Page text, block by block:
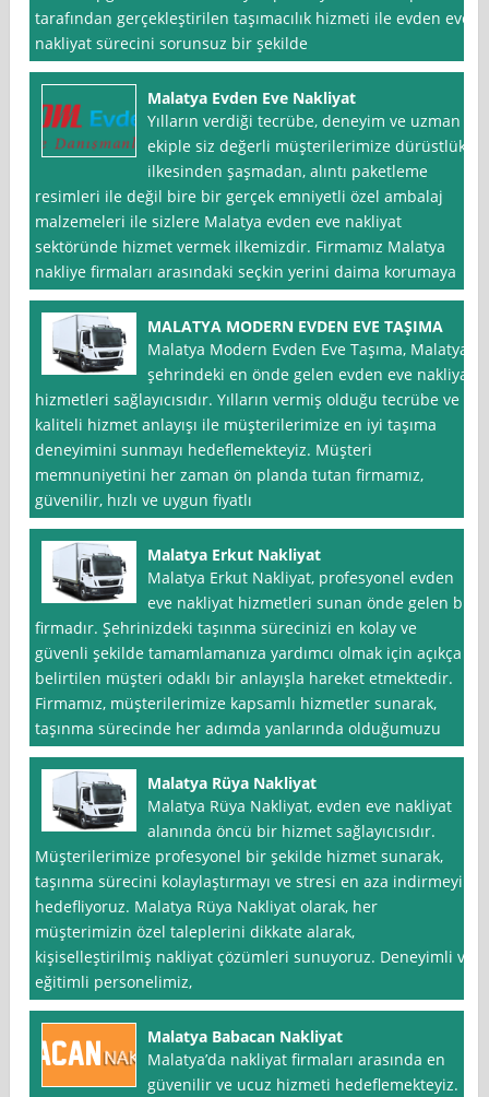
tarafından gerçekleştirilen taşımacılık hizmeti ile evden eve
nakliyat sürecini sorunsuz bir şekilde
Malatya Evden Eve Nakliyat
Yılların verdiği tecrübe, deneyim ve uzman
ekiple siz değerli müşterilerimize dürüstlük
ilkesinden şaşmadan, alıntı paketleme
resimleri ile değil bire bir gerçek emniyetli özel ambalaj
malzemeleri ile sizlere Malatya evden eve nakliyat
sektöründe hizmet vermek ilkemizdir. Firmamız Malatya
nakliye firmaları arasındaki seçkin yerini daima korumaya
MALATYA MODERN EVDEN EVE TAŞIMA
Malatya Modern Evden Eve Taşıma, Malatya
şehrindeki en önde gelen evden eve nakliyat
hizmetleri sağlayıcısıdır. Yılların vermiş olduğu tecrübe ve
kaliteli hizmet anlayışı ile müşterilerimize en iyi taşıma
deneyimini sunmayı hedeflemekteyiz. Müşteri
memnuniyetini her zaman ön planda tutan firmamız,
güvenilir, hızlı ve uygun fiyatlı
Malatya Erkut Nakliyat
Malatya Erkut Nakliyat, profesyonel evden
eve nakliyat hizmetleri sunan önde gelen bir
firmadır. Şehrinizdeki taşınma sürecinizi en kolay ve
güvenli şekilde tamamlamanıza yardımcı olmak için açıkça
belirtilen müşteri odaklı bir anlayışla hareket etmektedir.
Firmamız, müşterilerimize kapsamlı hizmetler sunarak,
taşınma sürecinde her adımda yanlarında olduğumuzu
Malatya Rüya Nakliyat
Malatya Rüya Nakliyat, evden eve nakliyat
alanında öncü bir hizmet sağlayıcısıdır.
Müşterilerimize profesyonel bir şekilde hizmet sunarak,
taşınma sürecini kolaylaştırmayı ve stresi en aza indirmeyi
hedefliyoruz. Malatya Rüya Nakliyat olarak, her
müşterimizin özel taleplerini dikkate alarak,
kişiselleştirilmiş nakliyat çözümleri sunuyoruz. Deneyimli ve
eğitimli personelimiz,
Malatya Babacan Nakliyat
Malatya’da nakliyat firmaları arasında en
güvenilir ve ucuz hizmeti hedeflemekteyiz.